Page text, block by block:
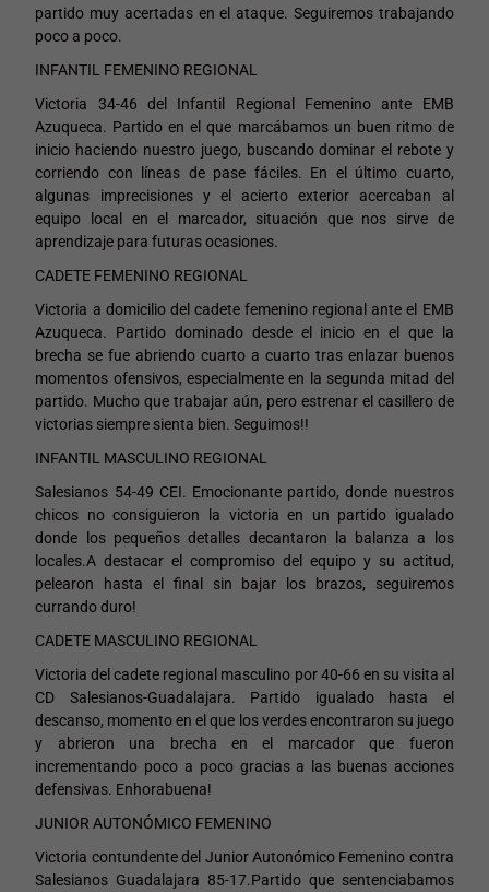
partido muy acertadas en el ataque. Seguiremos trabajando
poco a poco.
INFANTIL FEMENINO REGIONAL
Victoria 34-46 del Infantil Regional Femenino ante EMB
Azuqueca. Partido en el que marcábamos un buen ritmo de
inicio haciendo nuestro juego, buscando dominar el rebote y
corriendo con líneas de pase fáciles. En el último cuarto,
algunas imprecisiones y el acierto exterior acercaban al
equipo local en el marcador, situación que nos sirve de
aprendizaje para futuras ocasiones.
CADETE FEMENINO REGIONAL
Victoria a domicilio del cadete femenino regional ante el EMB
Azuqueca. Partido dominado desde el inicio en el que la
brecha se fue abriendo cuarto a cuarto tras enlazar buenos
momentos ofensivos, especialmente en la segunda mitad del
partido. Mucho que trabajar aún, pero estrenar el casillero de
victorias siempre sienta bien. Seguimos!!
INFANTIL MASCULINO REGIONAL
Salesianos 54-49 CEI. Emocionante partido, donde nuestros
chicos no consiguieron la victoria en un partido igualado
donde los pequeños detalles decantaron la balanza a los
locales.A destacar el compromiso del equipo y su actitud,
pelearon hasta el final sin bajar los brazos, seguiremos
currando duro!
CADETE MASCULINO REGIONAL
Victoria del cadete regional masculino por 40-66 en su visita al
CD Salesianos-Guadalajara. Partido igualado hasta el
descanso, momento en el que los verdes encontraron su juego
y abrieron una brecha en el marcador que fueron
incrementando poco a poco gracias a las buenas acciones
defensivas. Enhorabuena!
JUNIOR AUTONÓMICO FEMENINO
Victoria contundente del Junior Autonómico Femenino contra
Salesianos Guadalajara 85-17.Partido que sentenciabamos